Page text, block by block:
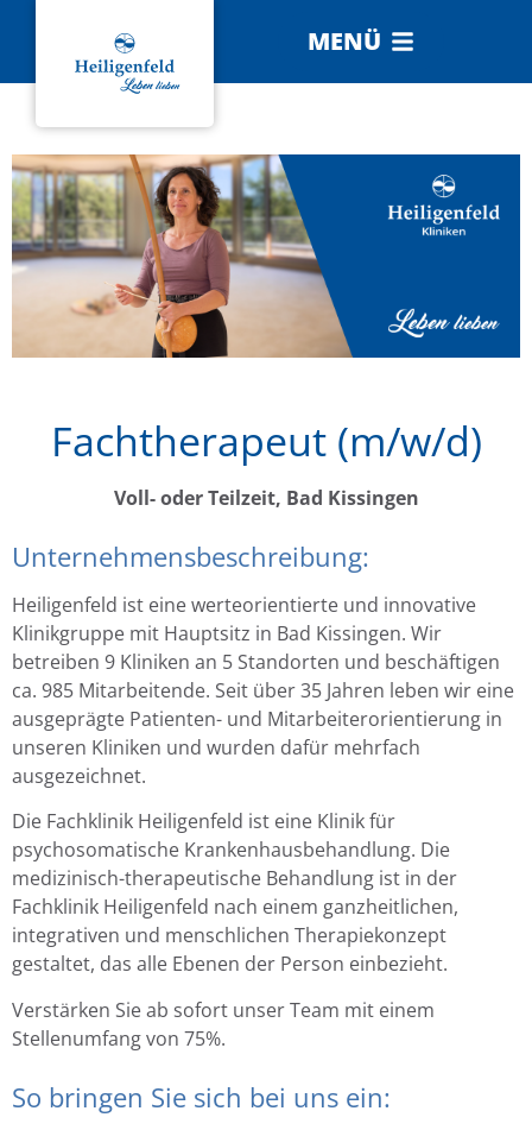
MENÜ
Fachtherapeut (m/w/d)
Voll- oder Teilzeit, Bad Kissingen
Unternehmensbeschreibung:
Heiligenfeld ist eine werteorientierte und innovative
Klinikgruppe mit Hauptsitz in Bad Kissingen. Wir
betreiben 9 Kliniken an 5 Standorten und beschäftigen
ca. 985 Mitarbeitende. Seit über 35 Jahren leben wir eine
ausgeprägte Patienten- und Mitarbeiterorientierung in
unseren Kliniken und wurden dafür mehrfach
ausgezeichnet.
Die Fachklinik Heiligenfeld ist eine Klinik für
psychosomatische Krankenhausbehandlung. Die
medizinisch-therapeutische Behandlung ist in der
Fachklinik Heiligenfeld nach einem ganzheitlichen,
integrativen und menschlichen Therapiekonzept
gestaltet, das alle Ebenen der Person einbezieht.
Verstärken Sie ab sofort unser Team mit einem
Stellenumfang von 75%.
So bringen Sie sich bei uns ein: